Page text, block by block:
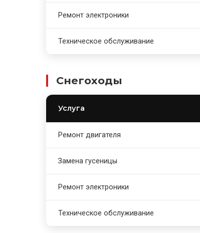
Ремонт электроники
Техническое обслуживание
Снегоходы
Услуга
Ремонт двигателя
Замена гусеницы
Ремонт электроники
Техническое обслуживание